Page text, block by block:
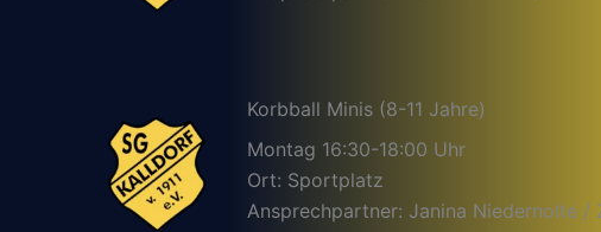
Korbball Minis (8-11 Jahre)
Montag 16:30-18:00 Uhr
Ort: Sportplatz
Ansprechpartner: Janina Niedernolte /